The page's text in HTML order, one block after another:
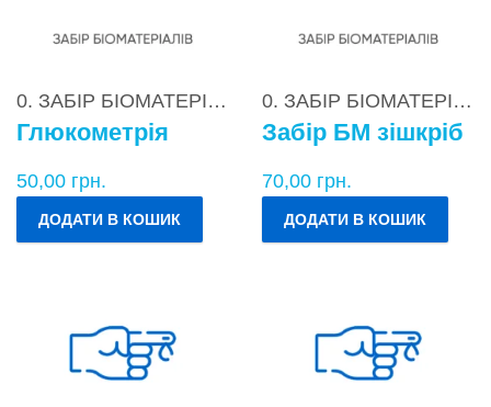
0. ЗАБІР БІОМАТЕРІАЛІВ
Глюкометрія
50,00 грн.
ДОДАТИ В КОШИК
0. ЗАБІР БІОМАТЕРІАЛІВ
Забір БМ зішкріб
70,00 грн.
ДОДАТИ В КОШИК